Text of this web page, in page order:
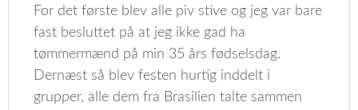
For det første blev alle piv stive og jeg var bare
fast besluttet på at jeg ikke gad ha
tømmermænd på min 35 års fødselsdag.
Dernæst så blev festen hurtig inddelt i
grupper, alle dem fra Brasilien talte sammen